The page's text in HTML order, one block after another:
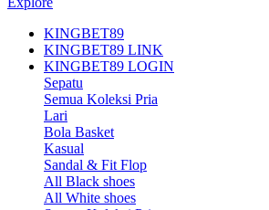
KINGBET89
KINGBET89 LINK
KINGBET89 LOGIN
Sepatu
Semua Koleksi Pria
Lari
Bola Basket
Kasual
Sandal & Fit Flop
All Black shoes
All White shoes